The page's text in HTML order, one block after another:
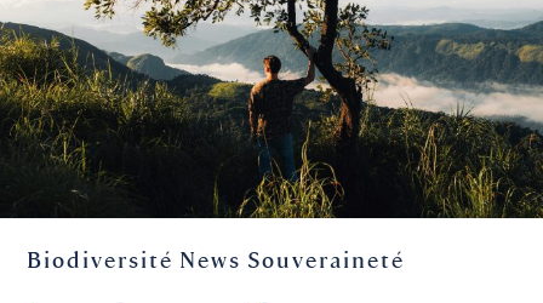
Biodiversité News Souveraineté